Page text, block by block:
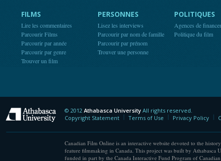
FILMS
Lire les commentaires
Parcourir Films
Parcourir par année
Parcourir par genre
Trouver un film
PERSONNES
Lisez les interviews
Parcourir par nom de famille
Parcourir par prénom
Trouver une personne
POLITIQUES
Agences de
Politique du film
Athabasca University
© 2012 Athabasca University All rights reserved.
Copyright Statement
Terms of Use Privacy Policy
Canadian Film Online is an interactive website devoted to the
feature filmmaking in Canada. This project was built by Athabasca
funded in part by the Canada Interactive Fund Program of